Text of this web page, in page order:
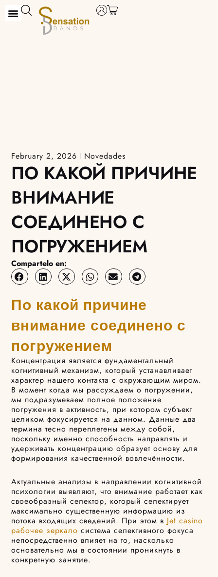
February 2, 2026 Novedades
ПО КАКОЙ ПРИЧИНЕ
ВНИМАНИЕ
СОЕДИНЕНО С
ПОГРУЖЕНИЕМ
Compartelo en:
По какой причине
внимание соединено с
погружением
Концентрация является фундаментальный
когнитивный механизм, который устанавливает
характер нашего контакта с окружающим миром.
В момент когда мы рассуждаем о погружении,
мы подразумеваем полное положение
погружения в активность, при котором субъект
целиком фокусируется на данном. Данные два
термина тесно переплетены между собой,
поскольку именно способность направлять и
удерживать концентрацию образует основу для
формирования качественной вовлечённости.
Актуальные анализы в направлении когнитивной
психологии выявляют, что внимание работает как
своеобразный селектор, который селектирует
максимально существенную информацию из
потока входящих сведений. При этом в Jet casino
рабочее зеркало система селективного фокуса
непосредственно влияет на то, насколько
основательно мы в состоянии проникнуть в
конкретную занятие.